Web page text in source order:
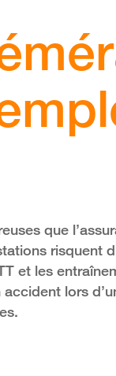
que
risquent
et les
lors